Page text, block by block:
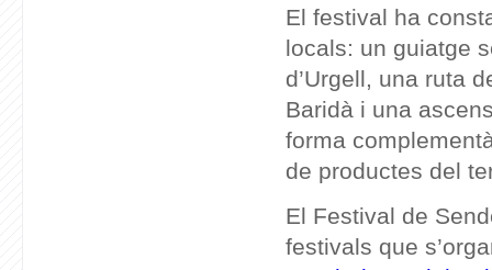
El festival ha
locals: un guiatge
d’Urgell, una ruta
Baridà i una
forma
de productes del
El Festival de
festivals que